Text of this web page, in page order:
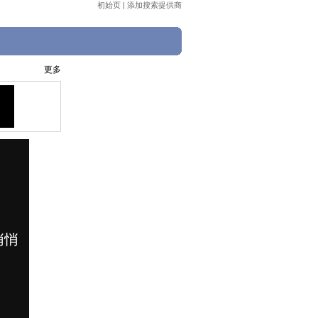
初始页 | 添加搜索提供商
更多